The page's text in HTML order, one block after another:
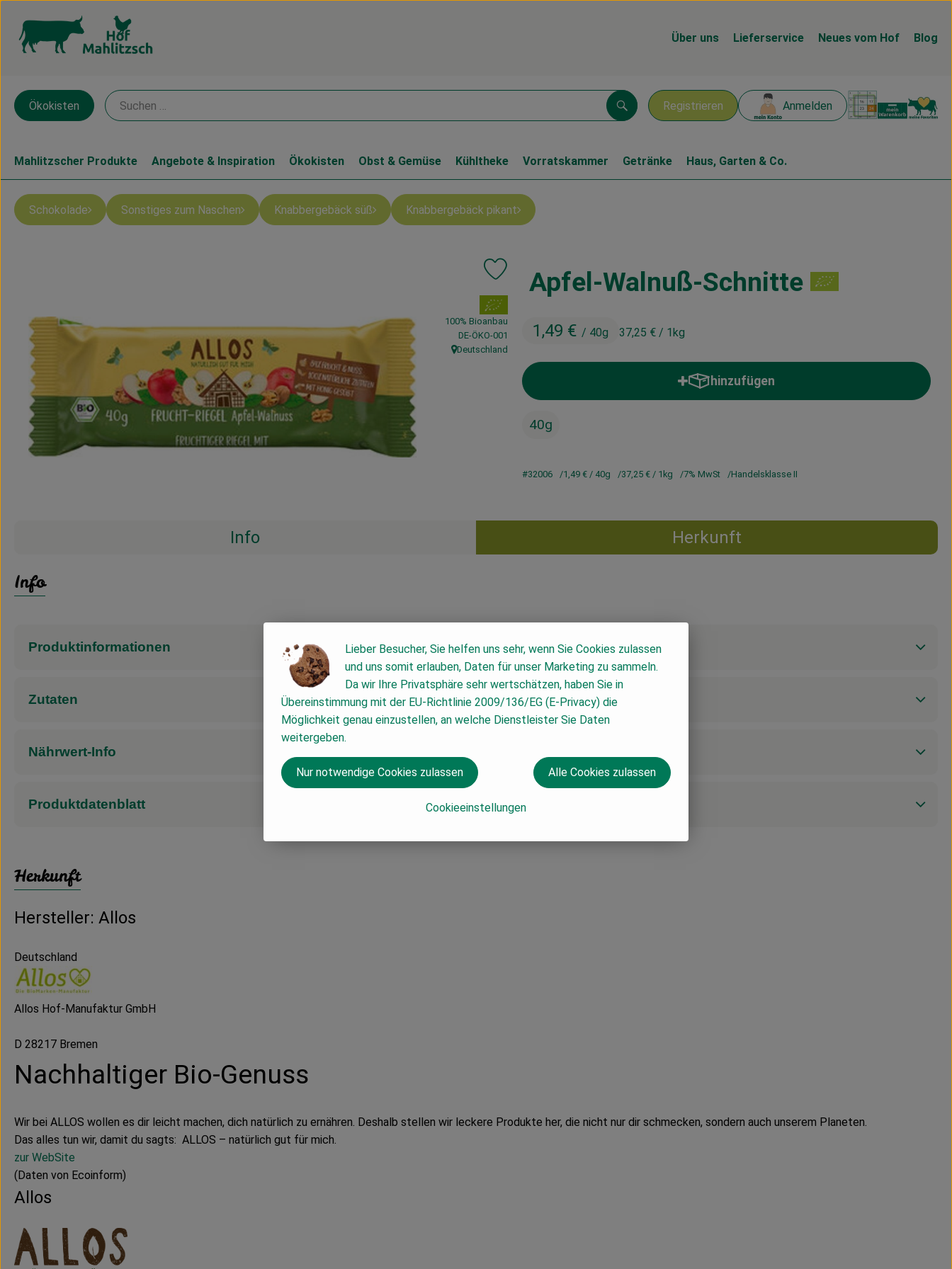
Über uns Lieferservice Neues vom Hof Blog
Registrieren Anmelden
Suchen
Ökokisten
Mahlitzscher Produkte Angebote & Inspiration Ökokisten Obst & Gemüse Kühltheke Vorratskammer Getränke Haus, Garten & Co.
Schokolade Sonstiges zum Naschen Knabbergebäck süß Knabbergebäck pikant
Apfel-Walnuß-Schnitte
1,49 € / 40g 37,25 € / 1kg
Produkt zu Favouriten hinzufügen
, Verband:
100% Bioanbau
, Kontrollstelle:
DE-ÖKO-001
, Herkunft:
Deutschland
hinzufügen
Produkt zum Warenkorb hinzufügen
40g
#32006 1,49 € / 40g 37,25 € / 1kg 7% MwSt Handelsklasse II
Info Herkunft
Info
Produktinformationen
Zutaten
Nährwert-Info
Produktdatenblatt
Herkunft
Hersteller: Allos
Deutschland
Allos Hof-Manufaktur GmbH
D 28217 Bremen
Nachhaltiger Bio-Genuss
Wir bei ALLOS wollen es dir leicht machen, dich natürlich zu ernähren. Deshalb stellen wir leckere Produkte her, die nicht nur dir schmecken, sondern auch unserem Planeten.
Das alles tun wir, damit du sagts: ALLOS – natürlich gut für mich.
zur WebSite
(Daten von Ecoinform)
Allos
Lieber Besucher, Sie helfen uns sehr, wenn Sie Cookies zulassen
und uns somit erlauben, Daten für unser Marketing zu sammeln.
Da wir Ihre Privatsphäre sehr wertschätzen, haben Sie in
Übereinstimmung mit der EU-Richtlinie 2009/136/EG (E-Privacy) die
Möglichkeit genau einzustellen, an welche Dienstleister Sie Daten
weitergeben.
Cookieeinstellungen
Nur notwendige Cookies zulassen Alle Cookies zulassen